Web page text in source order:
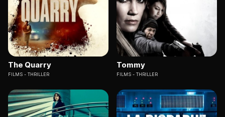
The Quarry
FILMS THRILLER
Tommy
FILMS THRILLER